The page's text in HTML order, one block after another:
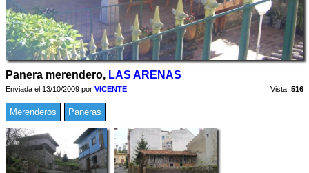
Panera merendero, LAS ARENAS
Enviada el 13/10/2009 por VICENTE Vista: 516
Merenderos Paneras